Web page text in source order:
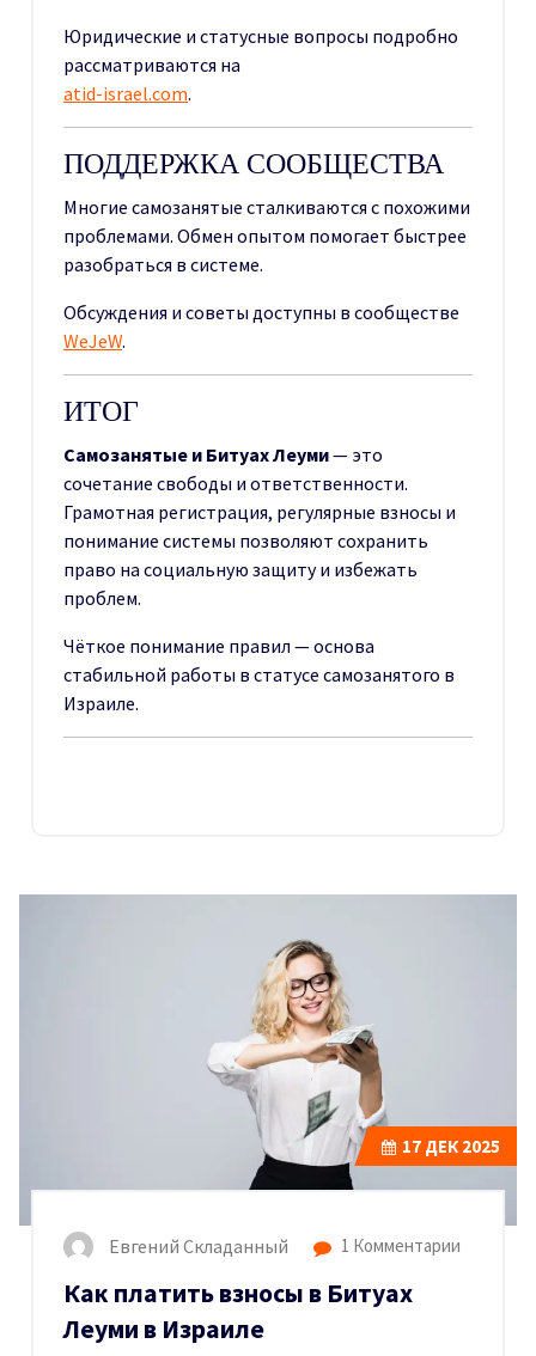
Юридические и статусные вопросы подробно
рассматриваются на
atid-israel.com.
ПОДДЕРЖКА СООБЩЕСТВА
Многие самозанятые сталкиваются с похожими
проблемами. Обмен опытом помогает быстрее
разобраться в системе.
Обсуждения и советы доступны в сообществе
WeJeW.
ИТОГ
Самозанятые и Битуах Леуми— это
сочетание свободы и ответственности.
Грамотная регистрация, регулярные взносы и
понимание системы позволяют сохранить
право на социальную защиту и избежать
проблем.
Чёткое понимание правил — основа
стабильной работы в статусе самозанятого в
Израиле.
17 ДЕК 2025
Евгений Складанный 1 Комментарии
Как платить взносы в Битуах
Леуми в Израиле